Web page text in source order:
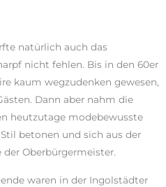
natürlich auch das
nicht fehlen. Bis in den 60er
kaum wegzudenken gewesen,
Dann aber nahm die
heutzutage modebewusste
betonen und sich aus der
der Oberbürgermeister.
waren in der Ingolstädter